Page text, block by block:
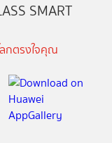
SMART
กตรงใจคุณ